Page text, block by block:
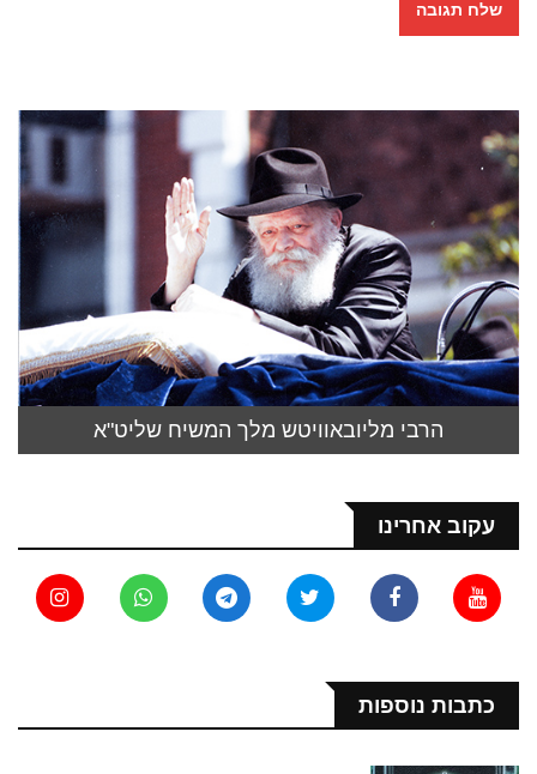
הרבי מליובאוויטש מלך המשיח שליט"א
עקוב אחרינו
כתבות נוספות